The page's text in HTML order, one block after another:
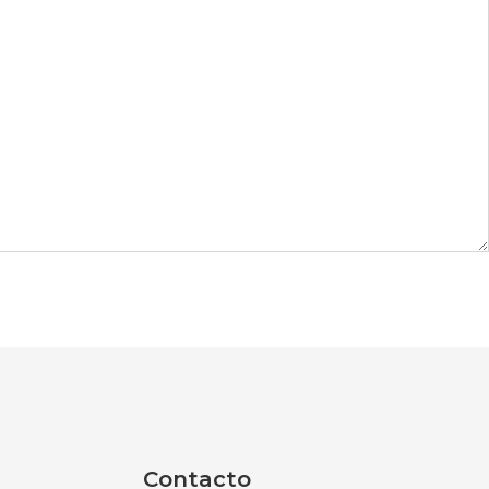
Contacto